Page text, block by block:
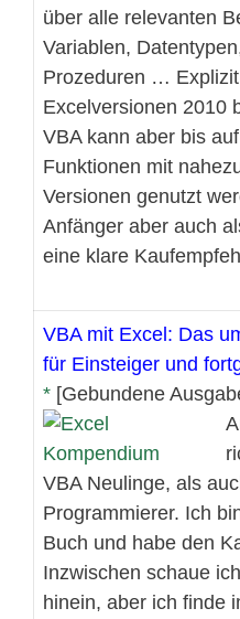
über alle relevanten
Variablen,
Prozeduren …
Excelversionen 2010
VBA kann aber bis
Funktionen mit
Versionen genutzt
Anfänger aber auch
eine klare
VBA mit Excel: Das
für Einsteiger und
[Gebundene
VBA Neulinge, als
Programmierer. Ich
Buch und habe den
Inzwischen schaue
hinein, aber ich finde